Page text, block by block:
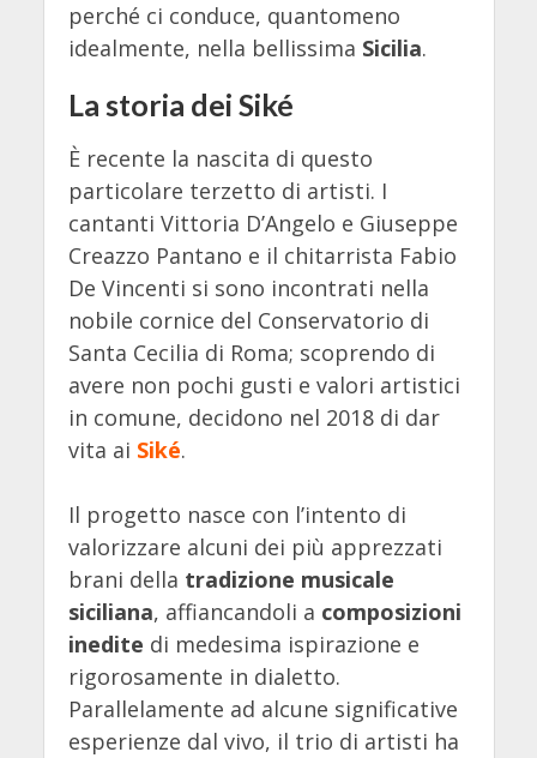
perché ci conduce, quantomeno
idealmente, nella bellissima Sicilia.
La storia dei Siké
È recente la nascita di questo
particolare terzetto di artisti. I
cantanti Vittoria D’Angelo e Giuseppe
Creazzo Pantano e il chitarrista Fabio
De Vincenti si sono incontrati nella
nobile cornice del Conservatorio di
Santa Cecilia di Roma; scoprendo di
avere non pochi gusti e valori artistici
in comune, decidono nel 2018 di dar
vita ai Siké.
Il progetto nasce con l’intento di
valorizzare alcuni dei più apprezzati
brani della tradizione musicale
siciliana, affiancandoli a composizioni
inedite di medesima ispirazione e
rigorosamente in dialetto.
Parallelamente ad alcune significative
esperienze dal vivo, il trio di artisti ha